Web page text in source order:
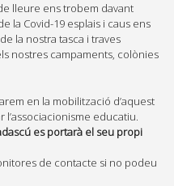
lleure ens trobem davant
la Covid-19 esplais i caus ens
la nostra tasca i traves
nostres campaments, colònies
en la mobilització d’aquest
educatiu.
es portarà el seu propi
de contacte si no podeu